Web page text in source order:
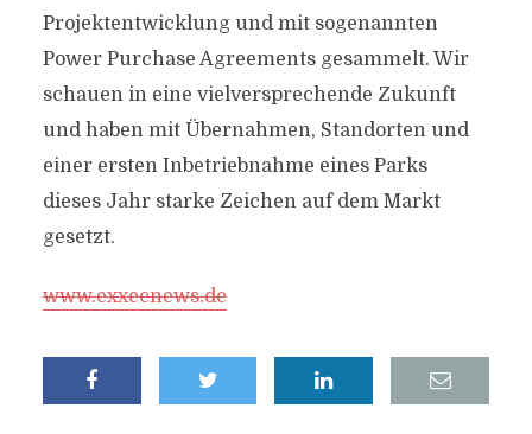
Projektentwicklung und mit sogenannten
Power Purchase Agreements gesammelt. Wir
schauen in eine vielversprechende Zukunft
und haben mit Übernahmen, Standorten und
einer ersten Inbetriebnahme eines Parks
dieses Jahr starke Zeichen auf dem Markt
gesetzt.
www.exxecnews.de